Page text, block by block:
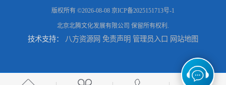
版权所有 ©2026-08-08 京ICP备2025151713号-1
北京北腾文化发展有限公司 保留所有权利.
技术支持： 八方资源网 免责声明 管理员入口 网站地图